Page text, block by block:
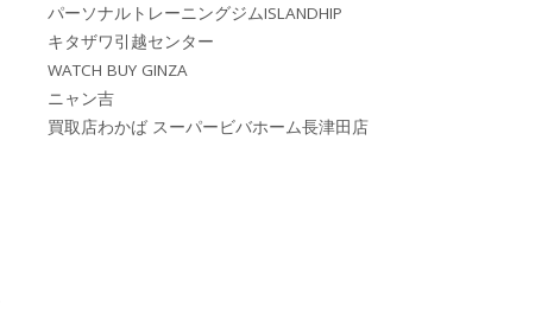
パーソナルトレーニングジムISLANDHIP
キタザワ引越センター
WATCH BUY GINZA
ニャン吉
買取店わかば スーパービバホーム長津田店